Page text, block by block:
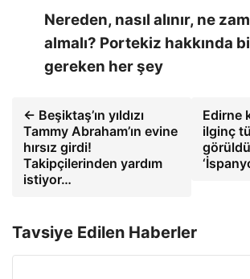
Nereden, nasıl alınır, ne
almalı? Portekiz hakkında
gereken her şey
← Beşiktaş’ın yıldızı
Tammy Abraham’ın evine
hırsız girdi!
Takipçilerinden yardım
istiyor…
Edirne
ilginç
Tavsiye Edilen Haberler